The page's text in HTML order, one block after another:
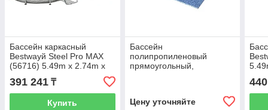
Бассейн каркасный
Bestwayй Steel Pro MAX
(56716) 5.49m x 2.74m x
Pool Se
391 241 ₸
Купить
Бассейн
полипропиленовый
прямоугольный,
Цену уточняйте